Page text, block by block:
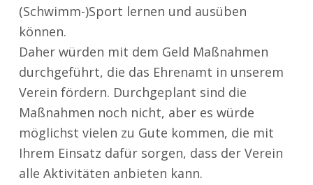
(Schwimm-)Sport lernen und ausüben
können.
Daher würden mit dem Geld Maßnahmen
durchgeführt, die das Ehrenamt in unserem
Verein fördern. Durchgeplant sind die
Maßnahmen noch nicht, aber es würde
möglichst vielen zu Gute kommen, die mit
Ihrem Einsatz dafür sorgen, dass der Verein
alle Aktivitäten anbieten kann.